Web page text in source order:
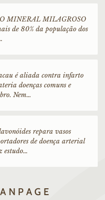
MINERAL MILAGROSO
de 80% da população dos
é aliada contra infarto
doenças comuns e
Nem…
repara vasos
de doença arterial
estudo…